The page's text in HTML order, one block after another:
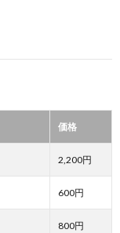
価格
2,200円
600円
800円